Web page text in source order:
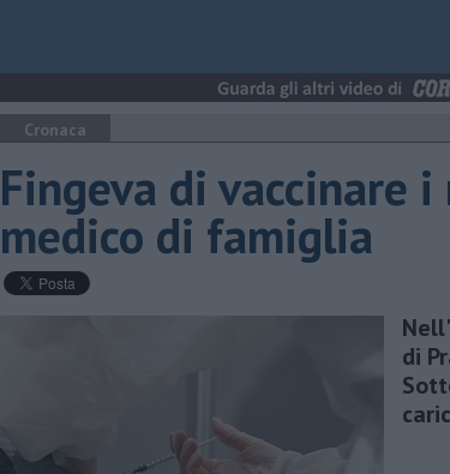
Cronaca
Fingeva di vaccinare
medico di famiglia
di